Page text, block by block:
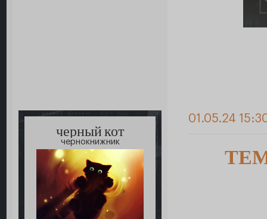
черный кот
чернокнижник
01.05.24